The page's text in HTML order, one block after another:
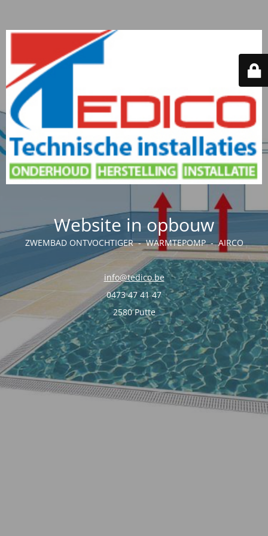
Website in opbouw
ZWEMBAD ONTVOCHTIGER - WARMTEPOMP - AIRCO
info@tedico.be
0473 47 41 47
2580 Putte